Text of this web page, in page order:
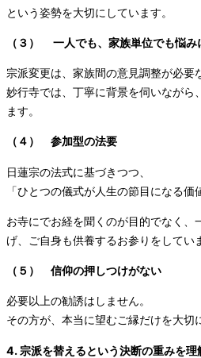
という姿勢を大切にしています。
（３） 一人でも、家族単位でも悩み
宗派変更は、家族間の意見調整が必要
妙行寺では、丁寧に背景を伺いながら
ます。
（４） 参加型の法要
日蓮宗の法式に基づきつつ、
「ひとつの儀式が人生の節目になる価
お寺にでお経を聞くのが目的でなく、
げ、ご自身も供養するお参りをしてい
（５） 信仰の押しつけがない
必要以上の勧誘はしません。
その方が、本当に望むご縁だけを大切
4. 宗派を替えるという決断の重みを理